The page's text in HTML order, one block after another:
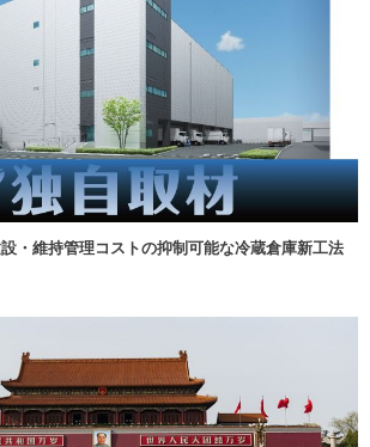
設・維持管理コストの抑制可能な冷蔵倉庫新工法